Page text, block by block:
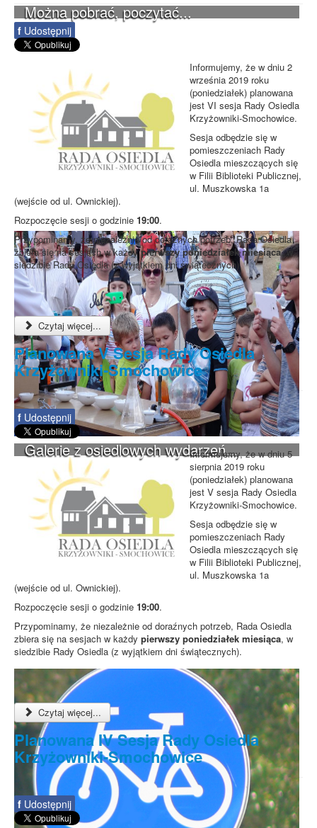
Można pobrać, poczytać...
Galerie z osiedlowych wydarzeń...
f Udostępnij
Informujemy, że w dniu 2
września 2019 roku
(poniedziałek) planowana
jest VI sesja Rady Osiedla
Krzyżowniki-Smochowice.
Sesja odbędzie się w
pomieszczeniach Rady
Osiedla mieszczących się
w Filii Biblioteki Publicznej,
ul. Muszkowska 1a
(wejście od ul. Ownickiej).
Rozpoczęcie sesji o godzinie 19:00.
Przypominamy, że niezależnie od doraźnych potrzeb, Rada Osiedla
zbiera się na sesjach w każdypierwszy poniedziałek miesiąca, w
siedzibie Rady Osiedla (z wyjątkiem dni świątecznych).
Czytaj więcej...
Planowana V Sesja Rady Osiedla
Krzyżowniki-Smochowice
f Udostępnij
Informujemy, że w dniu 5
sierpnia 2019 roku
(poniedziałek) planowana
jest V sesja Rady Osiedla
Krzyżowniki-Smochowice.
Sesja odbędzie się w
pomieszczeniach Rady
Osiedla mieszczących się
w Filii Biblioteki Publicznej,
ul. Muszkowska 1a
(wejście od ul. Ownickiej).
Rozpoczęcie sesji o godzinie 19:00.
Przypominamy, że niezależnie od doraźnych potrzeb, Rada Osiedla
zbiera się na sesjach w każdy pierwszy poniedziałek miesiąca, w
siedzibie Rady Osiedla (z wyjątkiem dni świątecznych).
Czytaj więcej...
Planowana IV Sesja Rady Osiedla
Krzyżowniki-Smochowice
f Udostępnij